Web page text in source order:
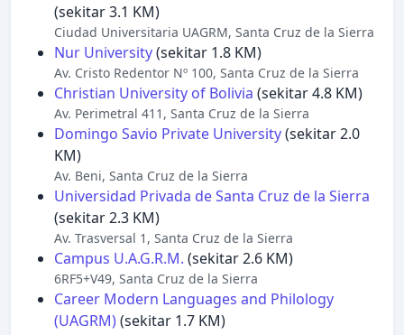
(sekitar 3.1 KM)
Ciudad Universitaria UAGRM, Santa Cruz de la Sierra
Nur University(sekitar 1.8 KM)
Av. Cristo Redentor Nº 100, Santa Cruz de la Sierra
Christian University of Bolivia (sekitar 4.8 KM)
Av. Perimetral 411, Santa Cruz de la Sierra
Domingo Savio Private University(sekitar 2.0
KM)
Av. Beni, Santa Cruz de la Sierra
Universidad Privada de Santa Cruz de la Sierra
(sekitar 2.3 KM)
Av. Trasversal 1, Santa Cruz de la Sierra
Campus U.A.G.R.M. (sekitar 2.6 KM)
6RF5+V49, Santa Cruz de la Sierra
Career Modern Languages ​​and Philology
(UAGRM)(sekitar 1.7 KM)